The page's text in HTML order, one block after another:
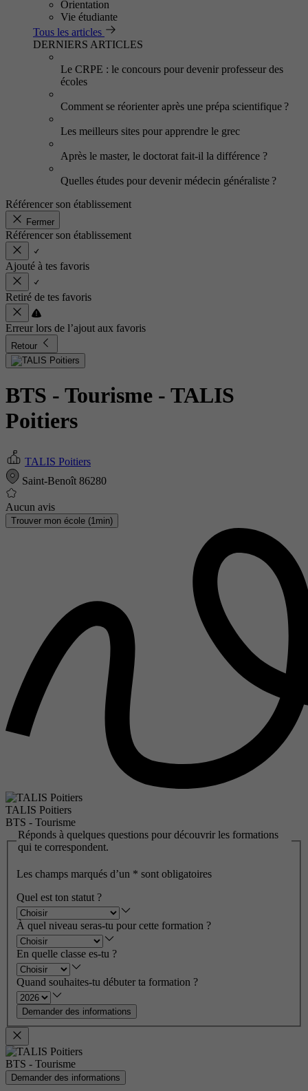
Orientation
Vie étudiante
Tous les articles
DERNIERS ARTICLES
Le CRPE : le concours pour devenir professeur des
écoles
Comment se réorienter après une prépa scientifique ?
Les meilleurs sites pour apprendre le grec
Après le master, le doctorat fait-il la différence ?
Quelles études pour devenir médecin généraliste ?
Référencer son établissement
Fermer
Référencer son établissement
Ajouté à tes favoris
Retiré de tes favoris
Erreur lors de l’ajout aux favoris
Retour
BTS - Tourisme - TALIS
Poitiers
TALIS Poitiers
Saint-Benoît 86280
Aucun avis
Trouver mon école (1min)
TALIS Poitiers
BTS - Tourisme
Réponds à quelques questions pour découvrir les formations
qui te correspondent.
Les champs marqués d’un * sont obligatoires
Quel est ton statut ?
À quel niveau seras-tu pour cette formation ?
En quelle classe es-tu ?
Quand souhaites-tu débuter ta formation ?
Demander des informations
BTS - Tourisme
Demander des informations